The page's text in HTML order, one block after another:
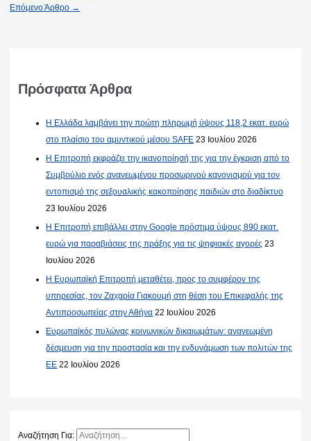
Επόμενο Άρθρο →
Πρόσφατα Άρθρα
Η Ελλάδα λαμβάνει την πρώτη πληρωμή ύψους 118,2 εκατ. ευρώ
στο πλαίσιο του αμυντικού μέσου SAFE 23 Ιουλίου 2026
Η Επιτροπή εκφράζει την ικανοποίησή της για την έγκριση από το
Συμβούλιο ενός ανανεωμένου προσωρινού κανονισμού για τον
εντοπισμό της σεξουαλικής κακοποίησης παιδιών στο διαδίκτυο
23 Ιουλίου 2026
Η Επιτροπή επιβάλλει στην Google πρόστιμα ύψους 890 εκατ.
ευρώ για παραβιάσεις της πράξης για τις ψηφιακές αγορές 23
Ιουλίου 2026
Η Ευρωπαϊκή Επιτροπή μεταθέτει, προς το συμφέρον της
υπηρεσίας, τον Ζαχαρία Γιακουμή στη θέση του Επικεφαλής της
Αντιπροσωπείας στην Αθήνα 22 Ιουλίου 2026
Ευρωπαϊκός πυλώνας κοινωνικών δικαιωμάτων: ανανεωμένη
δέσμευση για την προστασία και την ενδυνάμωση των πολιτών της
ΕΕ 22 Ιουλίου 2026
Αναζήτηση Για: